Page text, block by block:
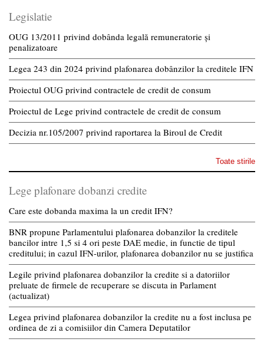
Legislatie
OUG 13/2011 privind dobânda legală remuneratorie și
penalizatoare
Legea 243 din 2024 privind plafonarea dobânzilor la creditele IFN
Proiectul OUG privind contractele de credit de consum
Proiectul de Lege privind contractele de credit de consum
Decizia nr.105/2007 privind raportarea la Biroul de Credit
Toate stirile
Lege plafonare dobanzi credite
Care este dobanda maxima la un credit IFN?
BNR propune Parlamentului plafonarea dobanzilor la creditele
bancilor intre 1,5 si 4 ori peste DAE medie, in functie de tipul
creditului; in cazul IFN-urilor, plafonarea dobanzilor nu se justifica
Legile privind plafonarea dobanzilor la credite si a datoriilor
preluate de firmele de recuperare se discuta in Parlament
(actualizat)
Legea privind plafonarea dobanzilor la credite nu a fost inclusa pe
ordinea de zi a comisiilor din Camera Deputatilor